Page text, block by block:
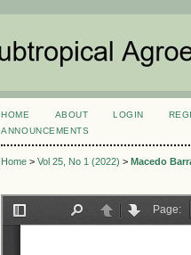
HOME ABOUT LOGIN
ANNOUNCEMENTS
Home >Vol 25, No 1 (2022) >Macedo